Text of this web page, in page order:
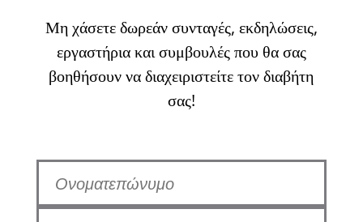
Μη χάσετε δωρεάν συνταγές, εκδηλώσεις,
εργαστήρια και συμβουλές που θα σας
βοηθήσουν να διαχειριστείτε τον διαβήτη
σας!